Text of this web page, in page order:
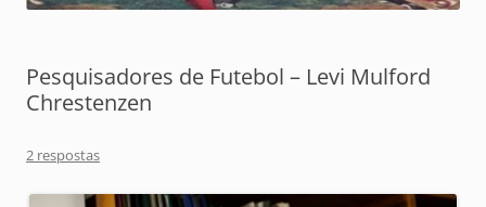
Pesquisadores de Futebol – Levi Mulford
Chrestenzen
2 respostas